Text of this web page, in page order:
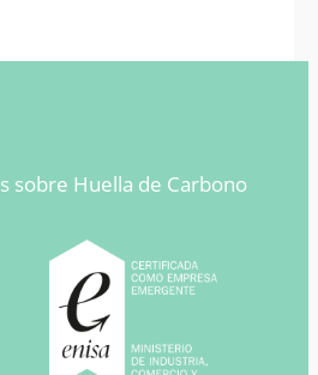
sobre Huella de Carbono